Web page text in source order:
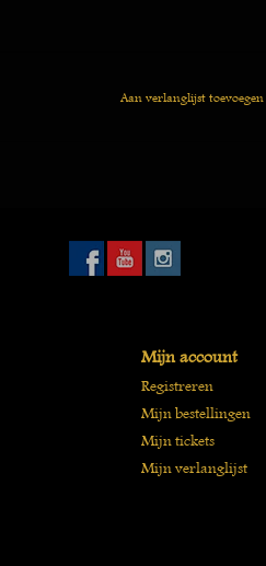
Aan verlanglijst toevoegen
Mijn account
Registreren
Mijn bestellingen
Mijn tickets
Mijn verlanglijst